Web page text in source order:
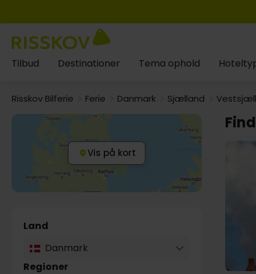
Tilbud Destinationer Tema ophold
Risskov Bilferie Ferie Danmark Sjælland
Vis på kort
Land
Danmark
Regioner